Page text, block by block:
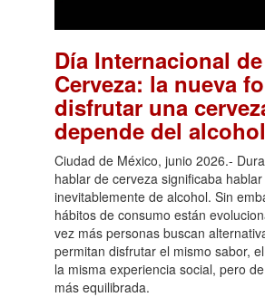
Día Internacional
Cerveza: la nueva
disfrutar una
depende del
Ciudad de México, junio 2026.-
hablar de cerveza significaba hablar
inevitablemente de alcohol. Sin
hábitos de consumo están
vez más personas buscan
permitan disfrutar el mismo sabor,
la misma experiencia social, pero
más equilibrada.